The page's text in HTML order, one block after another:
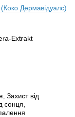
Дермавідуалс)
Extrakt
Захист від
сонця,